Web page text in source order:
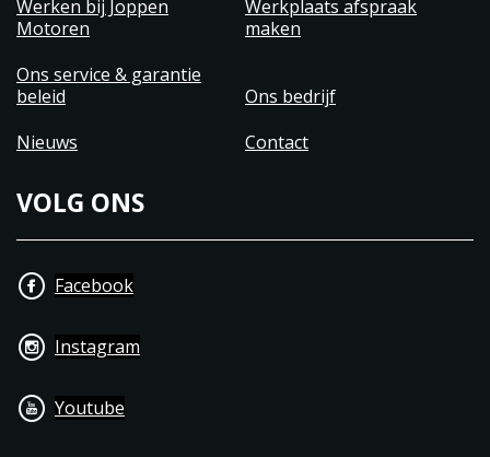
Werken bij Joppen
Motoren
Werkplaats afspraak
maken
Ons service & garantie
beleid
Ons bedrijf
Nieuws
Contact
VOLG ONS
Facebook
Instagram
Youtube